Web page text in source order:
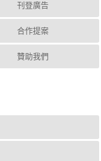
刊登廣告
合作提案
贊助我們